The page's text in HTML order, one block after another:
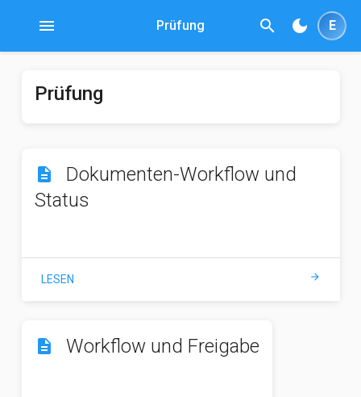
menu Prüfung search dark_mode E
Prüfung
description
Dokumenten-Workflow und
Status
LESEN arrow_forward
description Workflow und Freigabe